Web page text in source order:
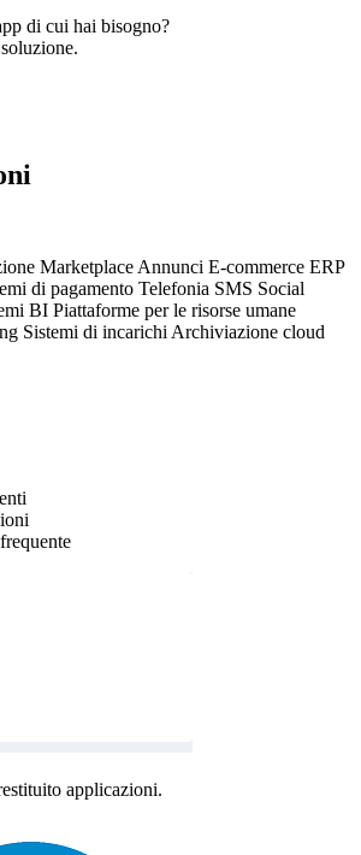
di cui hai bisogno?
Marketplace Annunci E-commerce ERP
di pagamento Telefonia SMS Social
BI Piattaforme per le risorse umane
Sistemi di incarichi Archiviazione cloud
applicazioni.